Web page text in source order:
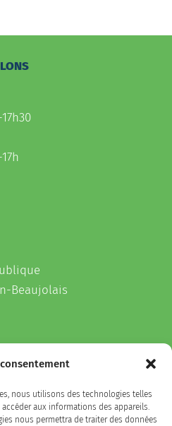
nous utilisons des technologies telles
aux informations des appareils.
nous permettra de traiter des données
Beaujolais
l'appli Belleville